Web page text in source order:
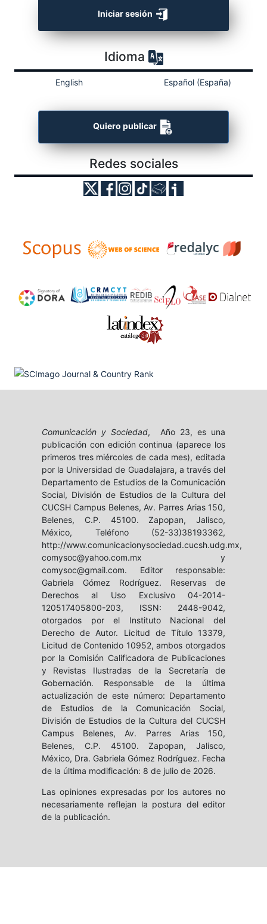
Iniciar sesión
Idioma
English Español (España)
Quiero publicar
Redes sociales
Comunicación y Sociedad, Año 23, es una
publicación con edición continua (aparece los
primeros tres miércoles de cada mes), editada
por la Universidad de Guadalajara, a través del
Departamento de Estudios de la Comunicación
Social, División de Estudios de la Cultura del
CUCSH Campus Belenes, Av. Parres Arias 150,
Belenes, C.P. 45100. Zapopan, Jalisco,
México, Teléfono (52-33)38193362,
http://www.comunicacionysociedad.cucsh.udg.mx,
comysoc@yahoo.com.mx y
comysoc@gmail.com. Editor responsable:
Gabriela Gómez Rodríguez. Reservas de
Derechos al Uso Exclusivo 04-2014-
120517405800-203, ISSN: 2448-9042,
otorgados por el Instituto Nacional del
Derecho de Autor. Licitud de Título 13379,
Licitud de Contenido 10952, ambos otorgados
por la Comisión Calificadora de Publicaciones
y Revistas Ilustradas de la Secretaría de
Gobernación. Responsable de la última
actualización de este número: Departamento
de Estudios de la Comunicación Social,
División de Estudios de la Cultura del CUCSH
Campus Belenes, Av. Parres Arias 150,
Belenes, C.P. 45100. Zapopan, Jalisco,
México, Dra. Gabriela Gómez Rodríguez. Fecha
de la última modificación: 8 de julio de 2026.
Las opiniones expresadas por los autores no
necesariamente reflejan la postura del editor
de la publicación.